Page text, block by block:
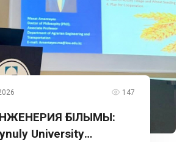
147
ҒЫЛЫМЫ:
University